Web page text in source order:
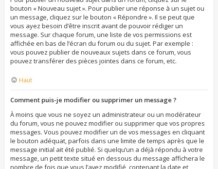
bouton « Nouveau sujet ». Pour publier une réponse à un sujet ou
un message, cliquez sur le bouton « Répondre ». Il se peut que
vous ayez besoin d’être inscrit avant de pouvoir rédiger un
message. Sur chaque forum, une liste de vos permissions est
affichée en bas de l’écran du forum ou du sujet. Par exemple :
vous pouvez publier de nouveaux sujets dans ce forum, vous
pouvez transférer des pièces jointes dans ce forum, etc.
Haut
Comment puis-je modifier ou supprimer un message ?
À moins que vous ne soyez un administrateur ou un modérateur
du forum, vous ne pouvez modifier ou supprimer que vos propres
messages. Vous pouvez modifier un de vos messages en cliquant
le bouton adéquat, parfois dans une limite de temps après que le
message initial ait été publié. Si quelqu’un a déjà répondu à votre
message, un petit texte situé en dessous du message affichera le
nombre de fois que vous l’avez modifié, contenant la date et